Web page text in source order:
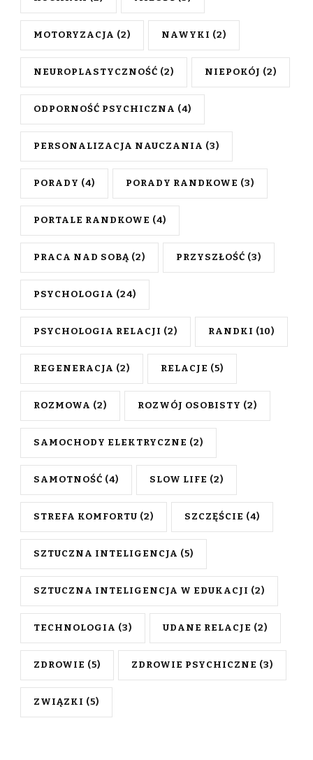
MOTORYZACJA (2) NAWYKI (2)
NEUROPLASTYCZNOŚĆ (2) NIEPOKÓJ (2)
ODPORNOŚĆ PSYCHICZNA (4)
PERSONALIZACJA NAUCZANIA (3)
PORADY (4) PORADY RANDKOWE (3)
PORTALE RANDKOWE (4)
PRACA NAD SOBĄ (2) PRZYSZŁOŚĆ (3)
PSYCHOLOGIA (24)
PSYCHOLOGIA RELACJI (2) RANDKI (10)
REGENERACJA (2) RELACJE (5)
ROZMOWA (2) ROZWÓJ OSOBISTY (2)
SAMOCHODY ELEKTRYCZNE (2)
SAMOTNOŚĆ (4) SLOW LIFE (2)
STREFA KOMFORTU (2) SZCZĘŚCIE (4)
SZTUCZNA INTELIGENCJA (5)
SZTUCZNA INTELIGENCJA W EDUKACJI (2)
TECHNOLOGIA (3) UDANE RELACJE (2)
ZDROWIE (5) ZDROWIE PSYCHICZNE (3)
ZWIĄZKI (5)